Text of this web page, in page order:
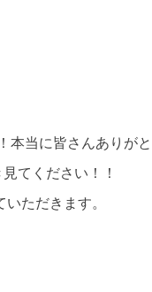
当に皆さんありがと
てください！！
ただきます。